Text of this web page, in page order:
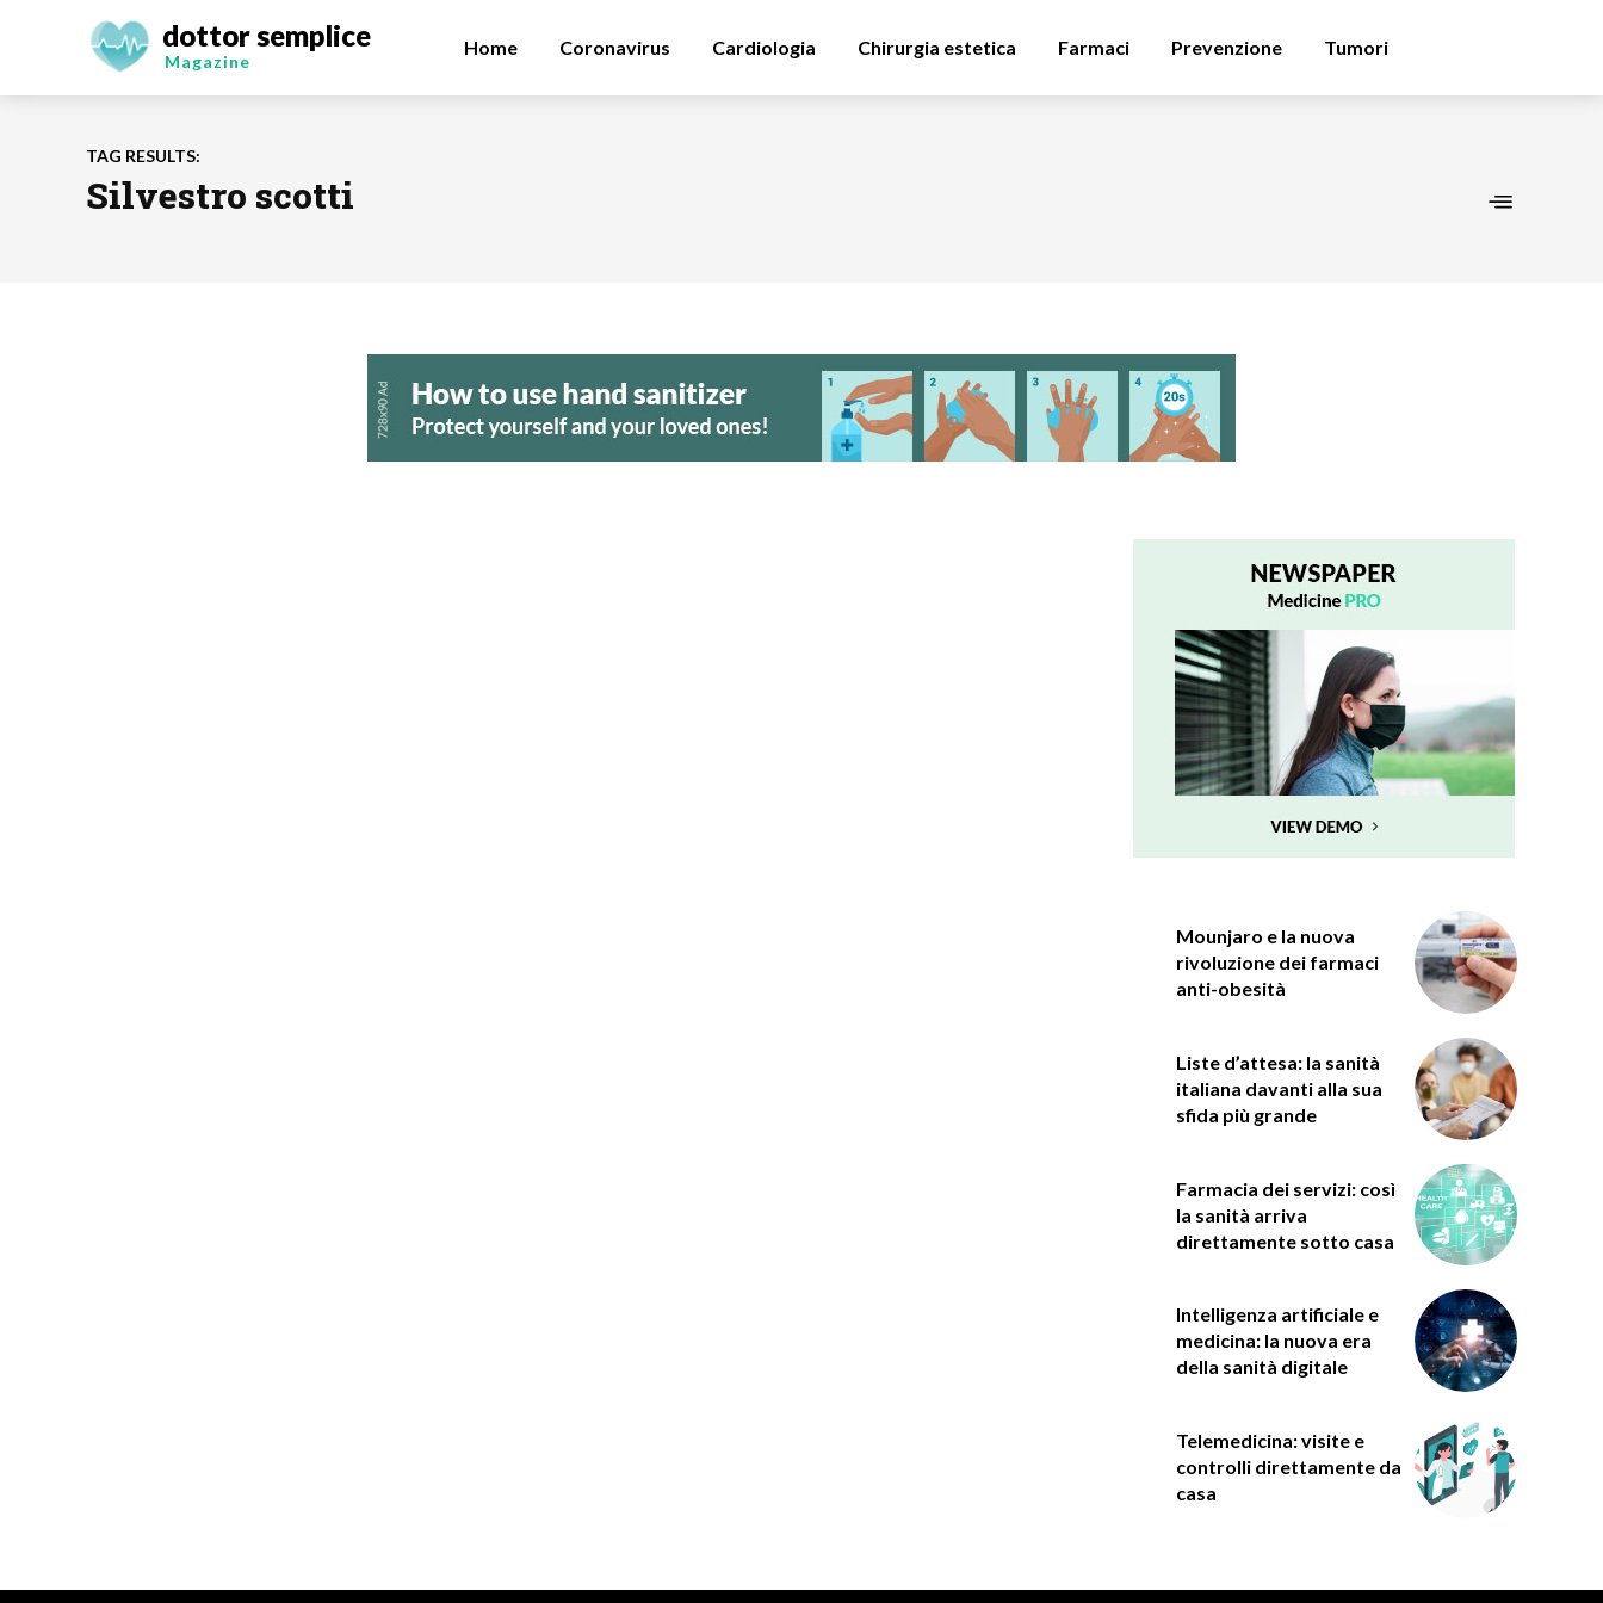
dottor semplice
Magazine
Home Coronavirus Cardiologia Chirurgia estetica Farmaci Prevenzione Tumori
TAG RESULTS:
Silvestro scotti
Mounjaro e la nuova
rivoluzione dei farmaci
anti-obesità
Liste d’attesa: la sanità
italiana davanti alla sua
sfida più grande
Farmacia dei servizi: così
la sanità arriva
direttamente sotto casa
Intelligenza artificiale e
medicina: la nuova era
della sanità digitale
Telemedicina: visite e
controlli direttamente da
casa